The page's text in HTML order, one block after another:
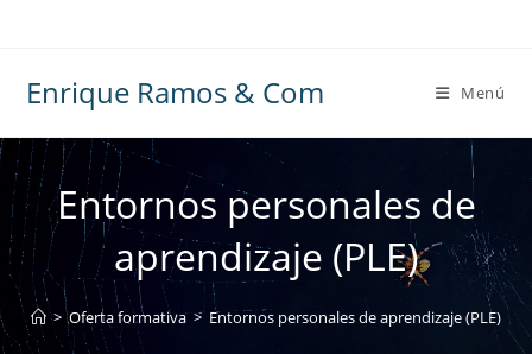
Enrique Ramos & Com Menú
Entornos personales de
aprendizaje (PLE)
> Oferta formativa > Entornos personales de aprendizaje (PLE)